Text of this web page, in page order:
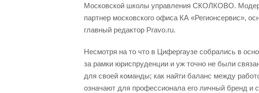
Московской школы управления СКОЛКОВО.
партнер московского офиса КА «Регионсервис»,
главный редактор Pravo.ru.
Несмотря на то что в Цифергаузе собрались в
за рамки юриспруденции и уж точно не были
для своей команды; как найти баланс между
означают для профессионала его личный бренд и